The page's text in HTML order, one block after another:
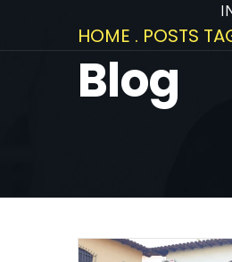
HOME . POSTS
Blog